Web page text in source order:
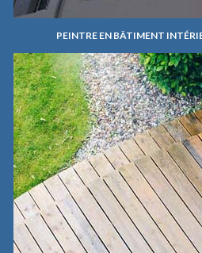
PEINTRE EN BÂTIMENT